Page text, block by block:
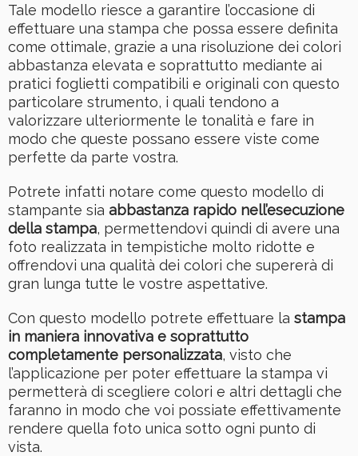
Tale modello riesce a garantire l’occasione di
effettuare una stampa che possa essere definita
come ottimale, grazie a una risoluzione dei colori
abbastanza elevata e soprattutto mediante ai
pratici foglietti compatibili e originali con questo
particolare strumento, i quali tendono a
valorizzare ulteriormente le tonalità e fare in
modo che queste possano essere viste come
perfette da parte vostra.
Potrete infatti notare come questo modello di
stampante sia abbastanza rapido nell’esecuzione
della stampa, permettendovi quindi di avere una
foto realizzata in tempistiche molto ridotte e
offrendovi una qualità dei colori che supererà di
gran lunga tutte le vostre aspettative.
Con questo modello potrete effettuare la stampa
in maniera innovativa e soprattutto
completamente personalizzata, visto che
l’applicazione per poter effettuare la stampa vi
permetterà di scegliere colori e altri dettagli che
faranno in modo che voi possiate effettivamente
rendere quella foto unica sotto ogni punto di
vista.